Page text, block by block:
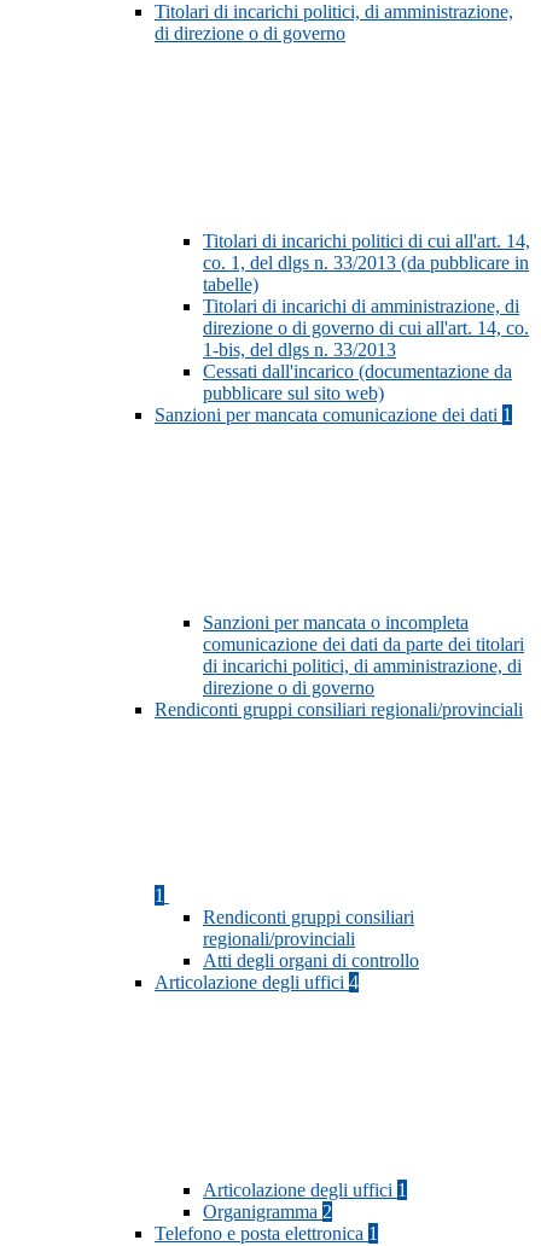
Titolari di incarichi politici, di amministrazione,
di direzione o di governo
Titolari di incarichi politici di cui all'art. 14,
co. 1, del dlgs n. 33/2013 (da pubblicare in
tabelle)
Titolari di incarichi di amministrazione, di
direzione o di governo di cui all'art. 14, co.
1-bis, del dlgs n. 33/2013
Cessati dall'incarico (documentazione da
pubblicare sul sito web)
Sanzioni per mancata comunicazione dei dati 1
Sanzioni per mancata o incompleta
comunicazione dei dati da parte dei titolari
di incarichi politici, di amministrazione, di
direzione o di governo
Rendiconti gruppi consiliari regionali/provinciali
1
Rendiconti gruppi consiliari
regionali/provinciali
Atti degli organi di controllo
Articolazione degli uffici 4
Articolazione degli uffici 1
Organigramma 2
Telefono e posta elettronica 1